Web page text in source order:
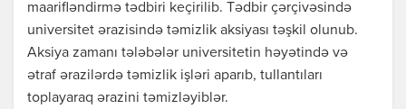
maarifləndirmə tədbiri keçirilib. Tədbir çərçivəsində
universitet ərazisində təmizlik aksiyası təşkil olunub.
Aksiya zamanı tələbələr universitetin həyətində və
ətraf ərazilərdə təmizlik işləri aparıb, tullantıları
toplayaraq ərazini təmizləyiblər.